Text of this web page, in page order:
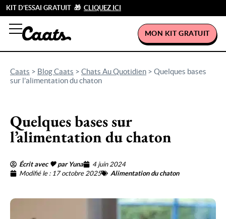
KIT D’ESSAI GRATUIT 🎁 CLIQUEZ ICI
MON KIT GRATUIT
Caats > Blog Caats > Chats Au Quotidien > Quelques bases
sur l’alimentation du chaton
Quelques bases sur
l’alimentation du chaton
Écrit avec 🖤 par Yuna
4 juin 2024
Modifié le : 17 octobre 2025
Alimentation du chaton